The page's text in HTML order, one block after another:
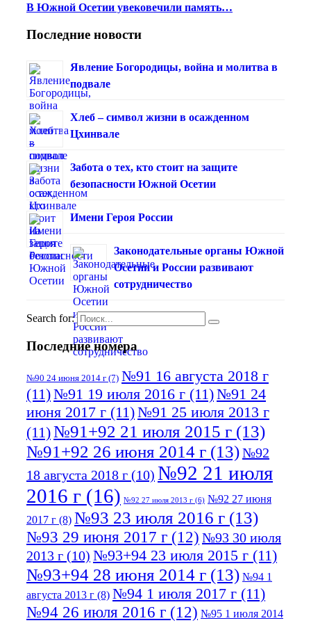
В Южной Осетии увековечили память…
Последние новости
Явление Богородицы, война и молитва в
подвале
Хлеб – символ жизни в осажденном
Цхинвале
Забота о тех, кто стоит на защите
безопасности Южной Осетии
Имени Героя России
Законодательные органы Южной
Осетии и России развивают
сотрудничество
Search for:
Последние номера
№90 24 июня 2014 г (7) №91 16 августа 2018 г
(11)№91 19 июля 2016 г (11)№91 24
июня 2017 г (11)№91 25 июля 2013 г
(11)№91+92 21 июля 2015 г (13)
№91+92 26 июня 2014 г (13)№92
18 августа 2018 г (10) №92 21 июля
2016 г (16) №92 27 июля 2013 г (6) №92 27 июня
2017 г (8) №93 23 июля 2016 г (13)
№93 29 июня 2017 г (12) №93 30 июля
2013 г (10) №93+94 23 июля 2015 г (11)
№93+94 28 июня 2014 г (13) №94 1
августа 2013 г (8) №94 1 июля 2017 г (11)
№94 26 июля 2016 г (12) №95 1 июля 2014